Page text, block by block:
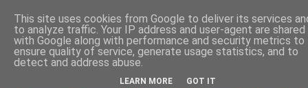
This site uses cookies from Google to deliver its services
to analyze traffic. Your IP address and user-agent are shared
with Google along with performance and security metrics to
ensure quality of service, generate usage statistics, and to
detect and address abuse.
LEARN MORE GOT IT